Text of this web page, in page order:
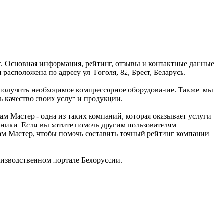
Основная информация, рейтинг, отзывы и контактные данные
по адресу ул. Гоголя, 82, Брест, Беларусь.
необходимое компрессорное оборудование. Также, мы
своих услуг и продукции.
- одна из таких компаний, которая оказывает услуги
Если вы хотите помочь другим пользователям
Мастер, чтобы помочь составить точный рейтинг компании
портале Белоруссии.